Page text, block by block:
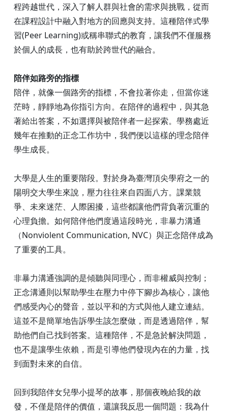
程跨越世代，深入了解人群與社會的需求與挑戰，從而
在課程設計中融入對地方的回應與支持。這種陪伴式學
習(Peer Learning)或稱串聯式的教育，讓我們不僅服務
於個人的成長，也有助於跨世代的融合。
陪伴如路旁的指標
陪伴，就像一個路旁的指標，不會拉著你走，但當你迷
茫時，靜靜地為你指引方向。在陪伴的過程中，與其急
著給出答案，不如選擇與被陪伴者一起探索。學務處近
幾年在推動的正念工作坊中，我們便以這樣的理念陪伴
學生成長。
大學是人生的重要階段。對於身為臺灣頂尖學府之一的
陽明交大學生來說，壓力往往來自四面八方。課業競
爭、未來迷茫、人際困擾，這些都讓他們背負著沉重的
心理負擔。如何陪伴他們度過這段時光，非暴力溝通
（Nonviolent Communication, NVC）與正念陪伴成為
了重要的工具。
非暴力溝通強調的是傾聽與同理心，而非權威與控制；
正念溝通則以幫助學生在壓力中停下腳步為核心，讓他
們感受內心的聲音，並以平和的方式與他人建立連結。
這並不是簡單地告訴學生該怎麼做，而是透過陪伴，幫
助他們自己找到答案。這種陪伴，不是急於解決問題，
也不是讓學生依賴，而是引導他們發現內在的力量，找
到面對未來的自信。
回到我陪伴女兒學小提琴的故事，那個夜晚給我的啟
發，不僅是陪伴的價值，還讓我反思一個問題：我為什